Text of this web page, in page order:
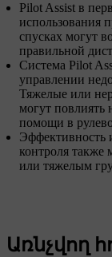
Pilot Assist в
использования
спусках могут
правильной
Система Pilot
управлении
Тяжелые или
могут
помощи в
Эффективность
контроля также
или тяжелым
Առնչվող